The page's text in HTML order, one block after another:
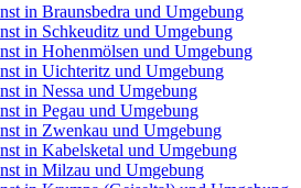
in Braunsbedra und Umgebung
in Schkeuditz und Umgebung
in Hohenmölsen und Umgebung
in Uichteritz und Umgebung
in Nessa und Umgebung
in Pegau und Umgebung
in Zwenkau und Umgebung
in Kabelsketal und Umgebung
in Milzau und Umgebung